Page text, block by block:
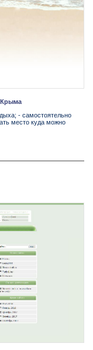
Крыма
- самостоятельно
место куда можно